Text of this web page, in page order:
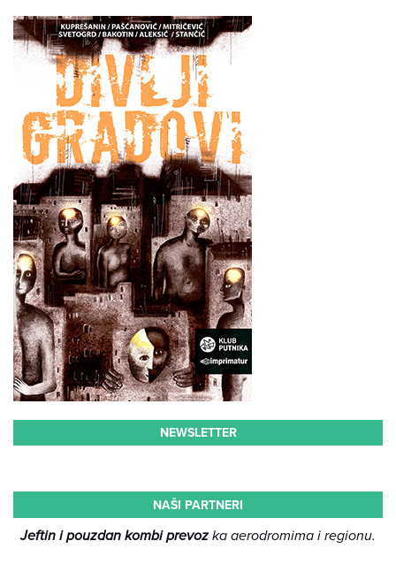
NEWSLETTER
NAŠI PARTNERI
Jeftin i pouzdan kombi prevozka aerodromima i regionu.